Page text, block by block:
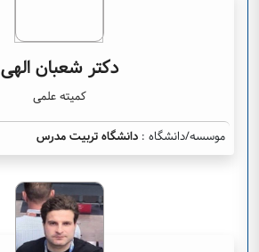
دکتر شعبان الهی
کمیته علمی
موسسه/دانشگاه : دانشگاه تربیت مدرس